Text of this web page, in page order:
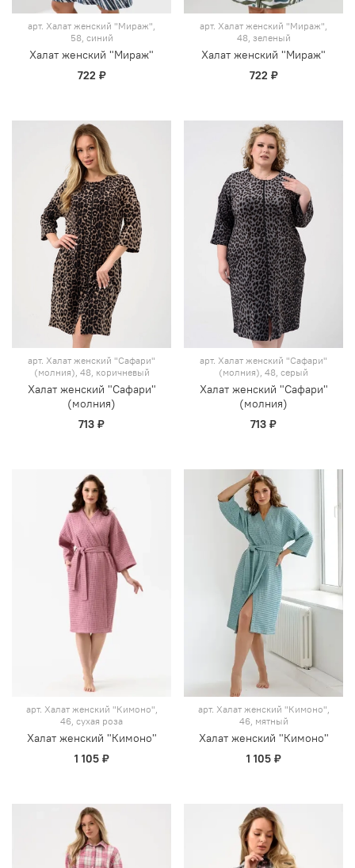
арт. Халат женский "Мираж",
58, синий
Халат женский "Мираж"
722 ₽
арт. Халат женский "Мираж",
48, зеленый
Халат женский "Мираж"
722 ₽
арт. Халат женский "Сафари"
(молния), 48, коричневый
Халат женский "Сафари"
(молния)
713 ₽
арт. Халат женский "Сафари"
(молния), 48, серый
Халат женский "Сафари"
(молния)
713 ₽
арт. Халат женский "Кимоно",
46, сухая роза
Халат женский "Кимоно"
1 105 ₽
арт. Халат женский "Кимоно",
46, мятный
Халат женский "Кимоно"
1 105 ₽